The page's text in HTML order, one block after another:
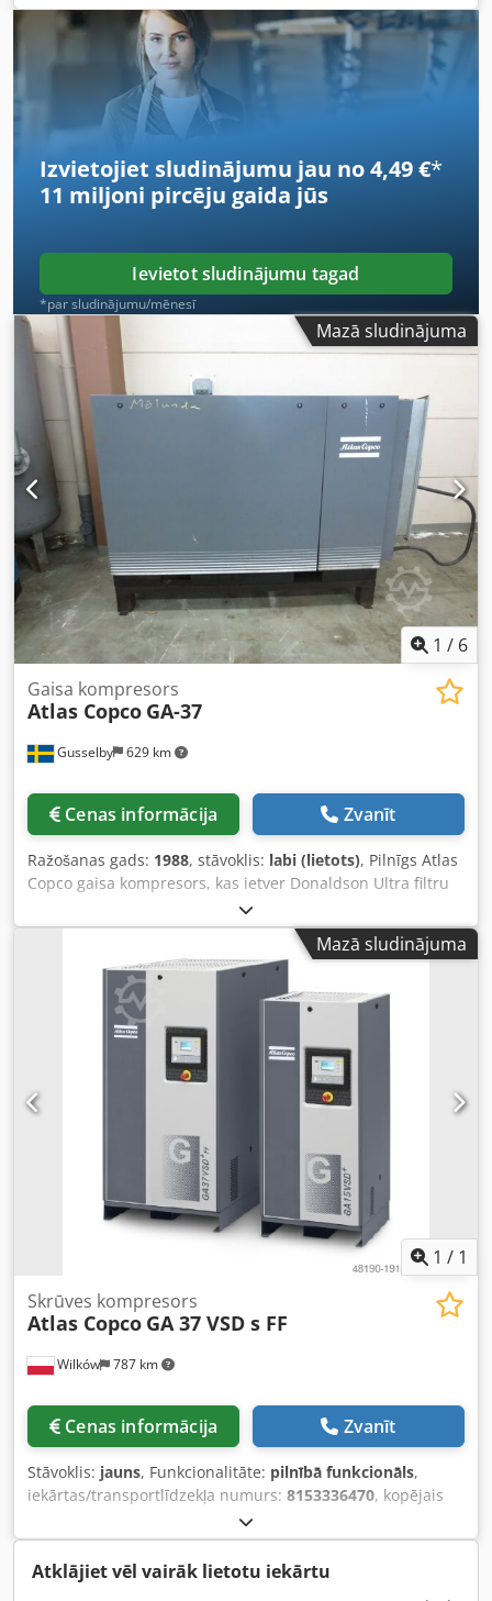
zs), tilpuma plūsma:476 m³/h, spiediens (maks.):13
stieple, dzesēšanas veids:gaiss, Aprīkojums:Pieejama
identifikācijas plāksnīte, dokumentācija / rokasgrāmata
labi darbojošs skrūvju kompresors, 75 kW, ar frekvences
regulēšanu. Dksdpezrihrefx Afler
Izvietojiet sludinājumu jau no 4,49 €*
11 miljoni pircēju gaida jūs
Ievietot sludinājumu tagad
*par sludinājumu/mēnesī
Mazā sludinājuma
1 / 6
Gusselby 629 km
Gaisa kompresors
Atlas Copco GA-37
Cenas informācija Zvanīt
Ražošanas gads: 1988, stāvoklis: labi (lietots), Pilnīgs Atlas
Copco gaisa kompresors, kas ietver Donaldson Ultra filtru
un tvertni, labā darba kārtībā. Dodpfxohpx U Ae Afljkr
Mazā sludinājuma
1 / 1
Wilków 787 km
Skrūves kompresors
Atlas Copco GA 37 VSD s FF
Cenas informācija Zvanīt
Stāvoklis: jauns, Funkcionalitāte: pilnībā funkcionāls,
iekārtas/transportlīdzekļa numurs: 8153336470, kopējais
, tilpuma plūsma:
4 stieple, spiediens (maks.):13 stieple, trokšņa līmenis:67
dB, dzesēšanas veids:gaiss, Aprīkojums:
identifikācijas plāksnīte, aukstuma žāvētājs,
Atklājiet vēl vairāk lietotu iekārtu